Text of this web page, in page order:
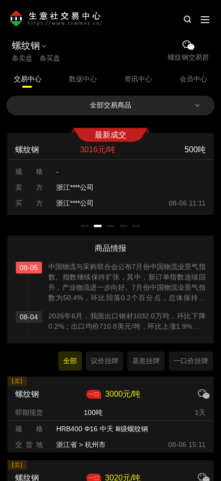
螺纹钢
条卖盘 条买盘 螺纹钢交易群
交易中心 数据中心 资讯中心 会员中心
全部交易商品
最新成交
螺纹钢
3016元/吨 500吨
规 格
-
卖 方
浙江****公司
买 方
浙江****公司 08-06 11:11
商品情报
08-05
中国物流与采购联合会公布7月份中国物流业景气指
数。指数继续保持扩张，其中，新订单指数连续回
升，产业物流进一步向好。7月份中国物流业景气指
数为50.4%，环比回落0.2个百分点，总体保持扩
比回升0.2个百分点。今年以来连续5个月回升。其
中，铁路运输业、道路运输业和多式联运领域新订
08-04
2026年6月，我国出口钢材1032.0万吨，环比下降
0.2%；出口均价710.8美元/吨，环比上涨1.9%。1-
0.3%。6月，我国进口钢材44.1万吨，环比下降
2.2%；进口均价1925.8美元/吨，环比上涨14.1%。
11.3%；进口均价1796.4美元/吨，同比上涨5.3%。
全部 议价挂牌 基差挂牌 一口价挂牌
【卖】
螺纹钢 3000元/吨
即期现货 100吨 1天
规 格
HRB400 Φ16 中天 Ⅲ级螺纹钢
交 货 地
浙江省 > 杭州市 08-06 15:11
【卖】
螺纹钢 3020元/吨